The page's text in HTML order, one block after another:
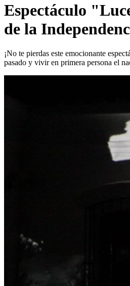
Espectáculo
de la
¡No te pierdas este emocionante
pasado y vivir en primera persona el